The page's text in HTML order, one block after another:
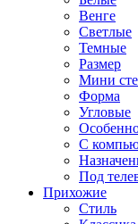
Венге
Светлые
Темные
Размер
Мини
Форма
Угловые
С
Под
Прихожие
Стиль